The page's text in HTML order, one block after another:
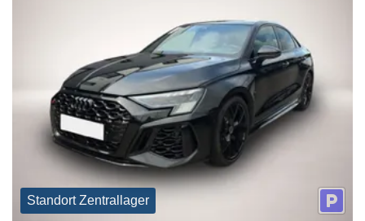
Standort Zentrallager